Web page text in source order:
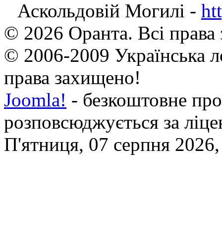
Аскольдовій Могилі -
© 2026 Оранта. Всі
© 2006-2009 Українська
права захищено!
Joomla! - безкоштовне
розповсюджується за
П'ятниця, 07 серпня